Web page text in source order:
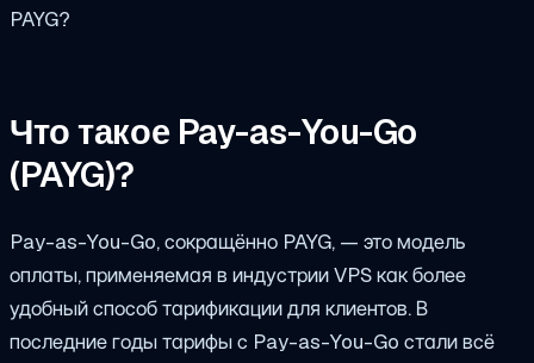
PAYG?
Что такое Pay-as-You-Go
(PAYG)?
Pay-as-You-Go, сокращённо PAYG, — это модель
оплаты, применяемая в индустрии VPS как более
удобный способ тарификации для клиентов. В
последние годы тарифы с Pay-as-You-Go стали всё